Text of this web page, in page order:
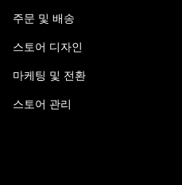
주문 및 배송
스토어 디자인
마케팅 및 전환
스토어 관리